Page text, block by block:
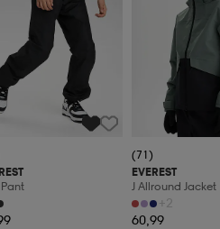
Pant
(71)
EVEREST
J Allround Jacket
+2
60,99